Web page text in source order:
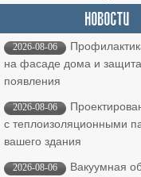
2026-08-06
на фасаде дома и
появления
2026-08-06
с теплоизоляционными
вашего здания
2026-08-06
Вакуумная